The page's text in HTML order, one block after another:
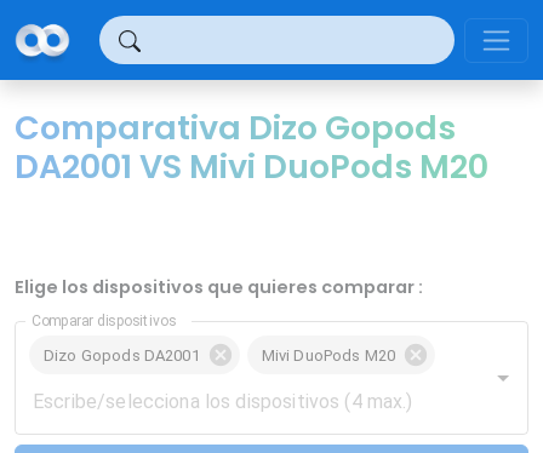
Comparativa Dizo Gopods
DA2001 VS Mivi DuoPods M20
Elige los dispositivos que quieres comparar :
Comparar dispositivos
Dizo Gopods DA2001 Mivi DuoPods M20
Panel de gestión de cookies